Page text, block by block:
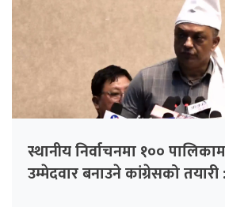
स्थानीय निर्वाचनमा १००
उम्मेदवार बनाउने कांग्रेसको